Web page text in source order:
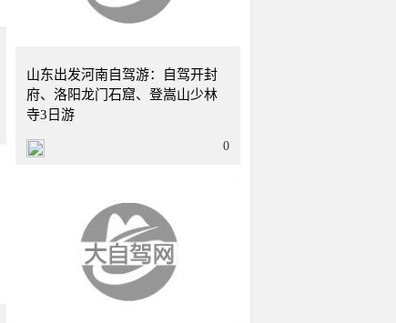
山东出发河南自驾游：自驾开封
府、洛阳龙门石窟、登嵩山少林
寺3日游
0